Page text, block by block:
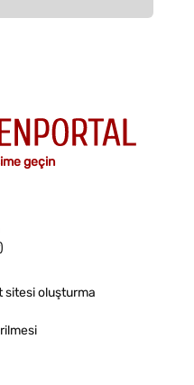
geçin
sitesi oluşturma